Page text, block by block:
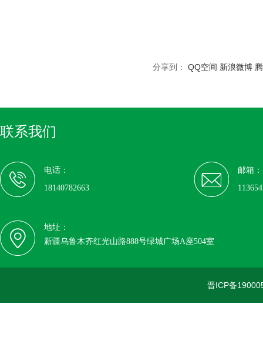
分享到： QQ空间 新浪微博
联系我们
电话：
18140782663
邮箱：
地址：
新疆乌鲁木齐红光山路888号绿城广场A座504室
晋ICP备